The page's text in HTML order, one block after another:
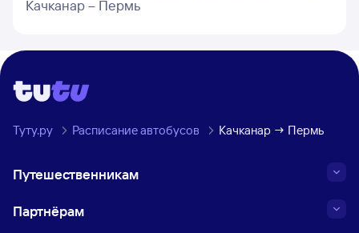
Качканар – Пермь
Туту.ру Расписание автобусов Качканар → Пермь
Путешественникам
Партнёрам